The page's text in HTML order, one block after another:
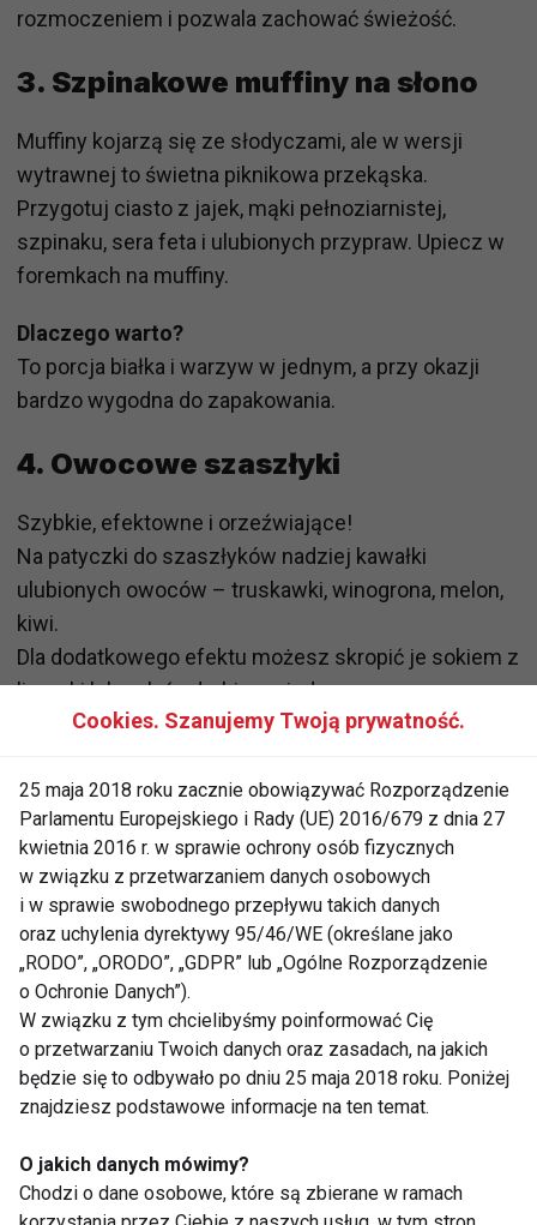
rozmoczeniem i pozwala zachować świeżość.
3. Szpinakowe muffiny na słono
Muffiny kojarzą się ze słodyczami, ale w wersji
wytrawnej to świetna piknikowa przekąska.
Przygotuj ciasto z jajek, mąki pełnoziarnistej,
szpinaku, sera feta i ulubionych przypraw. Upiecz w
foremkach na muffiny.
Dlaczego warto?
To porcja białka i warzyw w jednym, a przy okazji
bardzo wygodna do zapakowania.
4. Owocowe szaszłyki
Szybkie, efektowne i orzeźwiające!
Na patyczki do szaszłyków nadziej kawałki
ulubionych owoców – truskawki, winogrona, melon,
kiwi.
Dla dodatkowego efektu możesz skropić je sokiem z
limonki lub polać odrobiną miodu.
Owocowe szaszłyki są lekkie, nawodniają organizm i
dostarczają naturalnych cukrów dla energii.
5.Domowe batoniki musli
Idealne, gdy podczas pikniku najdzie ochota na coś
słodkiego, ale w zdrowej wersji.
Wymieszaj płatki owsiane, orzechy, pestki, suszone
owoce i miód. Uformuj batony i schłodź w lodówce
przed wyjazdem.
To naturalna przekąska bez dodatku rafinowanego
cukru, pełna błonnika i wartościowych tłuszczów.
Cookies. Szanujemy Twoją prywatność.
25 maja 2018 roku zacznie obowiązywać Rozporządzenie
Parlamentu Europejskiego i Rady (UE) 2016/679 z dnia 27
kwietnia 2016 r. w sprawie ochrony osób fizycznych
w związku z przetwarzaniem danych osobowych
i w sprawie swobodnego przepływu takich danych
oraz uchylenia dyrektywy 95/46/WE (określane jako
„RODO”, „ORODO”, „GDPR” lub „Ogólne Rozporządzenie
o Ochronie Danych”).
W związku z tym chcielibyśmy poinformować Cię
o przetwarzaniu Twoich danych oraz zasadach, na jakich
będzie się to odbywało po dniu 25 maja 2018 roku. Poniżej
znajdziesz podstawowe informacje na ten temat.
O jakich danych mówimy?
Chodzi o dane osobowe, które są zbierane w ramach